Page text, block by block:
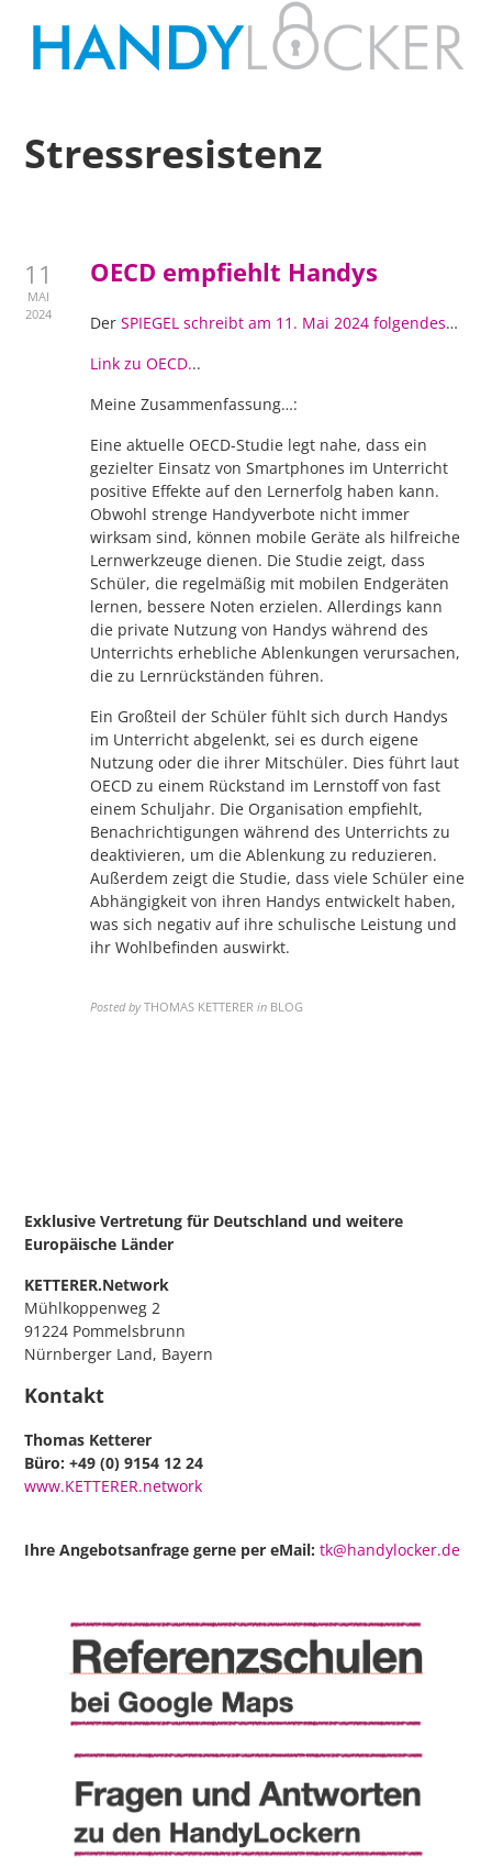
Stressresistenz
11
MAI
2024
OECD empfiehlt Handys
DerSPIEGEL schreibt am 11. Mai 2024 folgendes…
Link zu OECD...
Meine Zusammenfassung…:
Eine aktuelle OECD-Studie legt nahe, dass ein
gezielter Einsatz von Smartphones im Unterricht
positive Effekte auf den Lernerfolg haben kann.
Obwohl strenge Handyverbote nicht immer
wirksam sind, können mobile Geräte als hilfreiche
Lernwerkzeuge dienen. Die Studie zeigt, dass
Schüler, die regelmäßig mit mobilen Endgeräten
lernen, bessere Noten erzielen. Allerdings kann
die private Nutzung von Handys während des
Unterrichts erhebliche Ablenkungen verursachen,
die zu Lernrückständen führen.
Ein Großteil der Schüler fühlt sich durch Handys
im Unterricht abgelenkt, sei es durch eigene
Nutzung oder die ihrer Mitschüler. Dies führt laut
OECD zu einem Rückstand im Lernstoff von fast
einem Schuljahr. Die Organisation empfiehlt,
Benachrichtigungen während des Unterrichts zu
deaktivieren, um die Ablenkung zu reduzieren.
Außerdem zeigt die Studie, dass viele Schüler eine
Abhängigkeit von ihren Handys entwickelt haben,
was sich negativ auf ihre schulische Leistung und
ihr Wohlbefinden auswirkt.
Posted by THOMAS KETTERER in BLOG
Exklusive Vertretung für Deutschland und weitere
Europäische Länder
KETTERER.Network
Mühlkoppenweg 2
91224 Pommelsbrunn
Nürnberger Land, Bayern
Kontakt
Thomas Ketterer
Büro: +49 (0) 9154 12 24
www.KETTERER.network
Ihre Angebotsanfrage gerne per eMail:tk@handylocker.de